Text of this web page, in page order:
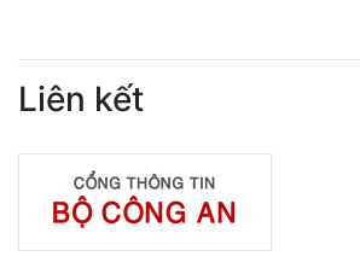
Liên kết